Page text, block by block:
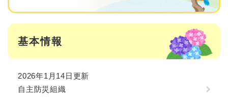
基本情報
2026年1月14日更新
自主防災組織